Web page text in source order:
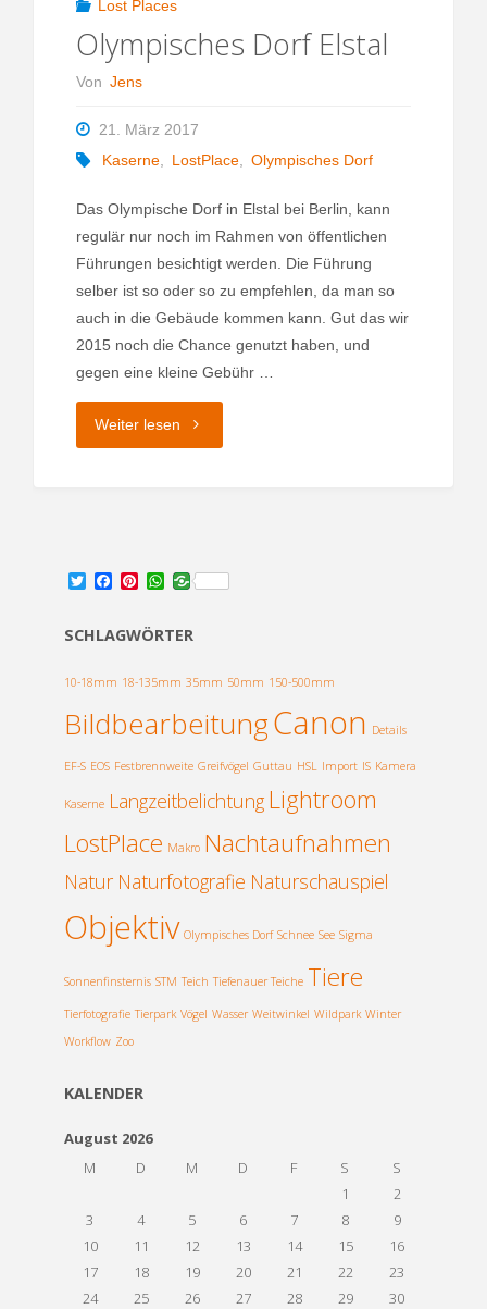
Lost Places
Olympisches Dorf Elstal
Von Jens
21. März 2017
Kaserne, LostPlace, Olympisches Dorf
Das Olympische Dorf in Elstal bei Berlin, kann
regulär nur noch im Rahmen von öffentlichen
Führungen besichtigt werden. Die Führung
selber ist so oder so zu empfehlen, da man so
auch in die Gebäude kommen kann. Gut das wir
2015 noch die Chance genutzt haben, und
gegen eine kleine Gebühr …
Weiter lesen"Olympisches
T
t
r
F
e
o
P
t
e
t
W
t
p
SCHLAGWÖRTER
10-18mm 18-135mm 35mm 50mm 150-500mm
BildbearbeitungCanon Details
EF-S EOS Festbrennweite Greifvögel Guttau HSL Import IS Kamera
Kaserne Langzeitbelichtung Lightroom
LostPlace Makro Nachtaufnahmen
Natur Naturfotografie Naturschauspiel
Objektiv Olympisches Dorf Schnee See Sigma
Sonnenfinsternis STM Teich Tiefenauer Teiche Tiere
Tierfotografie Tierpark Vögel Wasser Weitwinkel Wildpark Winter
Workflow Zoo
KALENDER
August 2026
M
D M D F S
S
1
2
3
4 5 6 7 8
9
10
11 12 13 14 15
16
17
18 19 20 21 22
23
24
25 26 27 28 29
30